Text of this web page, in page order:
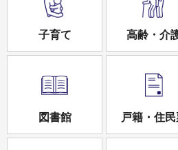
子育て 高齢・介
図書館 戸籍・住